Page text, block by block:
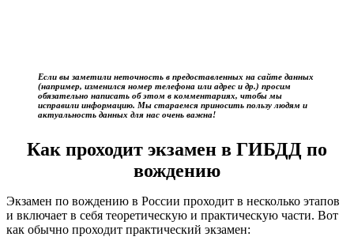
Если вы заметили неточность в предоставленных на сайте данных
(например, изменился номер телефона или адрес и др.) просим
обязательно написать об этом в комментариях, чтобы мы
исправили информацию. Мы стараемся приносить пользу людям и
актуальность данных для нас очень важна!
Как проходит экзамен в ГИБДД по
вождению
Экзамен по вождению в России проходит в несколько этапов
и включает в себя теоретическую и практическую части. Вот
как обычно проходит практический экзамен: